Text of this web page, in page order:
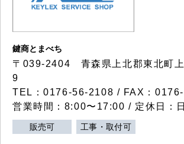
鍵商とまべち
〒039-2404 青森県上北郡東北町
9
TEL：0176-56-2108 / FAX：
営業時間：8:00〜17:00 / 定休日：
販売可 工事・取付可